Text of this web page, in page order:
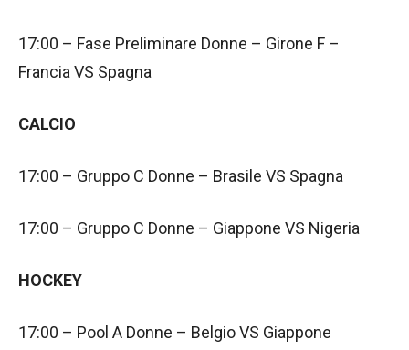
17:00 – Fase Preliminare Donne – Girone F –
Francia VS Spagna
CALCIO
17:00 – Gruppo C Donne – Brasile VS Spagna
17:00 – Gruppo C Donne – Giappone VS Nigeria
HOCKEY
17:00 – Pool A Donne – Belgio VS Giappone